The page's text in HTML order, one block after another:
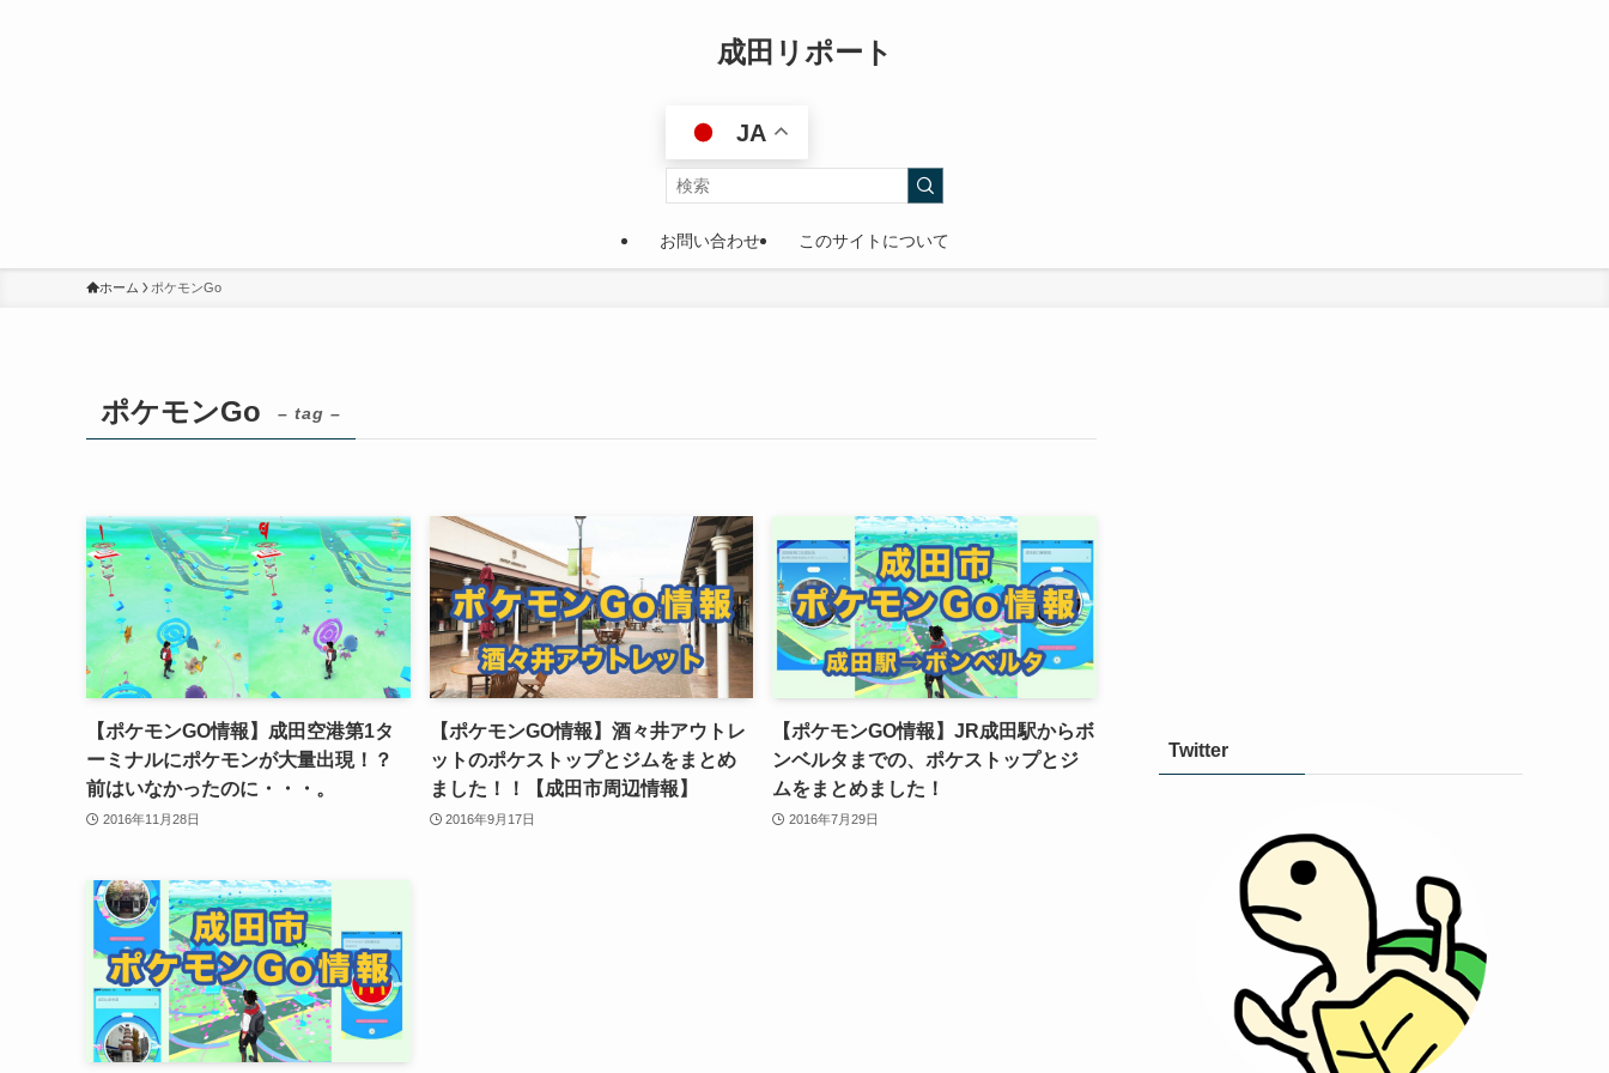
成田リポート
お問い合わせ このサイトについて
JA
ホーム ポケモンGo
ポケモンGo – tag –
【ポケモンGO情報】成田空港第1タ
ーミナルにポケモンが大量出現！？
前はいなかったのに・・・。
2016年11月28日
【ポケモンGO情報】酒々井アウトレ
ットのポケストップとジムをまとめ
ました！！【成田市周辺情報】
2016年9月17日
【ポケモンGO情報】JR成田駅からボ
ンベルタまでの、ポケストップとジ
ムをまとめました！
2016年7月29日
Twitter